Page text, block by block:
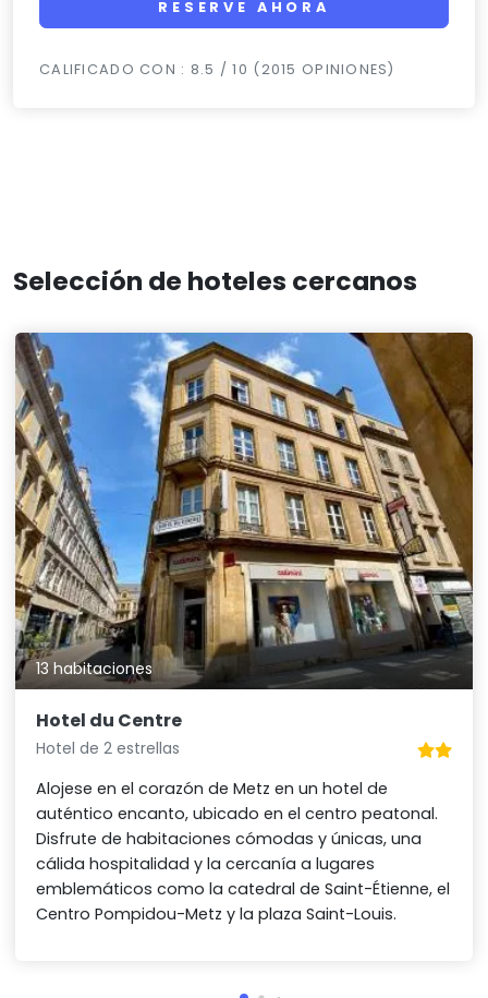
RESERVE AHORA
CALIFICADO CON : 8.5 / 10 (2015 OPINIONES)
Selección de hoteles cercanos
13 habitaciones
Hotel du Centre
Hotel de 2 estrellas
Alojese en el corazón de Metz en un hotel de
auténtico encanto, ubicado en el centro peatonal.
Disfrute de habitaciones cómodas y únicas, una
cálida hospitalidad y la cercanía a lugares
emblemáticos como la catedral de Saint-Étienne, el
Centro Pompidou-Metz y la plaza Saint-Louis.